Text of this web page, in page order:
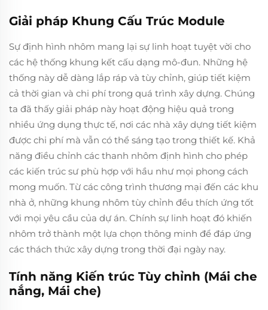
Giải pháp Khung Cấu Trúc Module
Sự định hình nhôm mang lại sự linh hoạt tuyệt vời cho
các hệ thống khung kết cấu dạng mô-đun. Những hệ
thống này dễ dàng lắp ráp và tùy chỉnh, giúp tiết kiệm
cả thời gian và chi phí trong quá trình xây dựng. Chúng
ta đã thấy giải pháp này hoạt động hiệu quả trong
nhiều ứng dụng thực tế, nơi các nhà xây dựng tiết kiệm
được chi phí mà vẫn có thể sáng tạo trong thiết kế. Khả
năng điều chỉnh các thanh nhôm định hình cho phép
các kiến trúc sư phù hợp với hầu như mọi phong cách
mong muốn. Từ các công trình thương mại đến các khu
nhà ở, những khung nhôm tùy chỉnh đều thích ứng tốt
với mọi yêu cầu của dự án. Chính sự linh hoạt đó khiến
nhôm trở thành một lựa chọn thông minh để đáp ứng
các thách thức xây dựng trong thời đại ngày nay.
Tính năng Kiến trúc Tùy chỉnh (Mái che
nắng, Mái che)